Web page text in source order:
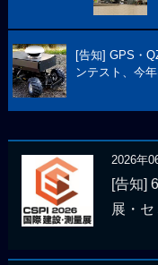
[告知] GPS・
ンテスト、今
2026年
[告知]
展・